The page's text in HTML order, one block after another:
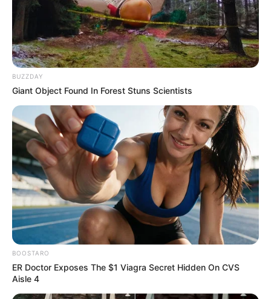
BUZZDAY
Giant Object Found In Forest Stuns Scientists
BOOSTARO
ER Doctor Exposes The $1 Viagra Secret Hidden On CVS
Aisle 4